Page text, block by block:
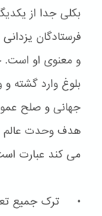
بکلی جدا از
فرستادگان
و معنوی او است.
بلوغ وارد گشته
جهانی و صلح
هدف وحدت عالم
می کند عبارت
• ترک جمیع